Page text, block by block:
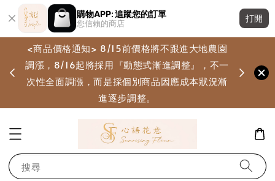
購物APP: 追蹤您的訂單
您信賴的商店
打開
<商品價格通知> 8/15前價格將不跟進大地農園
調漲，8/16起將採用『動態式漸進調整』，不一
次性全面調漲，而是採個別商品因應成本狀況漸
進逐步調整。
搜尋